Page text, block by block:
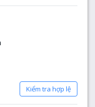
Kiểm tra hợp lệ